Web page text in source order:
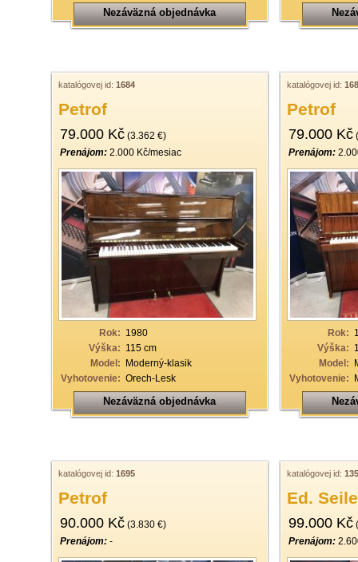
24
27
28
29
30
31
32
33
35
39
40
Nezáväzná objednávka
katalógovej id: 1684
Petrof
79.000 Kč (3.362 €)
Prenájom: 2.000 Kč/mesiac
Rok: 1980
Výška: 115 cm
Model: Moderný-klasik
Vyhotovenie: Orech-Lesk
Nezáväzná objednávka
katalógovej id:
Petrof
79.000 Kč
Prenájom:
Rok:
Výška:
Model:
Vyhotovenie:
katalógovej id: 1695
Petrof
90.000 Kč (3.830 €)
Prenájom: -
katalógovej id:
Ed.
99.000 Kč
Prenájom: